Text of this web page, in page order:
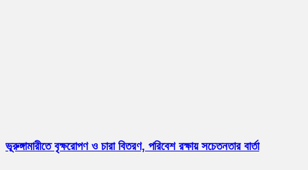
ভূরুঙ্গামারীতে বৃক্ষরোপণ ও চারা বিতরণ, পরিবেশ রক্ষায় সচেতনতার বার্তা